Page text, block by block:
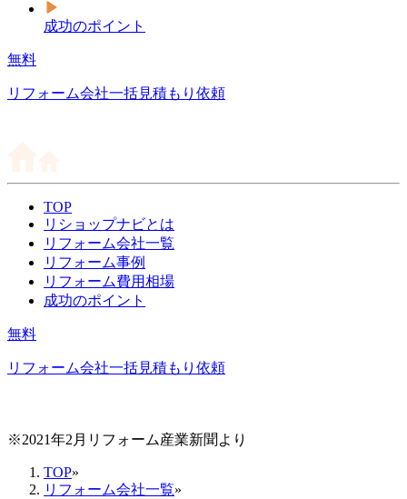
成功のポイント
無料
リフォーム会社一括見積もり依頼
TOP
リショップナビとは
リフォーム会社一覧
リフォーム事例
リフォーム費用相場
成功のポイント
無料
リフォーム会社一括見積もり依頼
※2021年2月リフォーム産業新聞より
TOP»
リフォーム会社一覧»